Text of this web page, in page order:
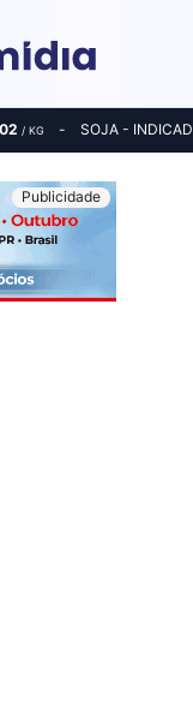
/ KG SOJA -